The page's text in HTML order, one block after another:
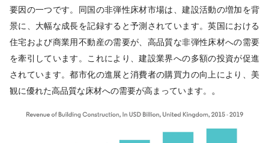
要因の一つです。同国の非弾性床材市場は、建設活動の増加を背
景に、大幅な成長を記録すると予測されています。英国における
住宅および商業用不動産の需要が、高品質な非弾性床材への需要
を牽引しています。これにより、建設業界への多額の投資が促進
されています。都市化の進展と消費者の購買力の向上により、美
観に優れた高品質な床材への需要が高まっています。 。